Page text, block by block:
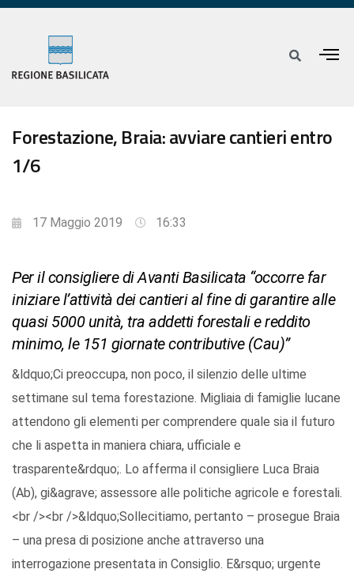
Forestazione, Braia: avviare cantieri entro
1/6
17 Maggio 2019 16:33
Per il consigliere di Avanti Basilicata “occorre far
iniziare l’attività dei cantieri al fine di garantire alle
quasi 5000 unità, tra addetti forestali e reddito
minimo, le 151 giornate contributive (Cau)”
&ldquo;Ci preoccupa, non poco, il silenzio delle ultime
settimane sul tema forestazione. Migliaia di famiglie lucane
attendono gli elementi per comprendere quale sia il futuro
che li aspetta in maniera chiara, ufficiale e
trasparente&rdquo;. Lo afferma il consigliere Luca Braia
(Ab), gi&agrave; assessore alle politiche agricole e forestali.
<br /><br />&ldquo;Sollecitiamo, pertanto – prosegue Braia
– una presa di posizione anche attraverso una
interrogazione presentata in Consiglio. E&rsquo; urgente